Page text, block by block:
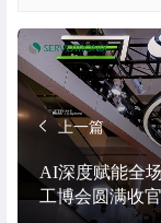
上一篇
AI深度赋能全
工博会圆满收官